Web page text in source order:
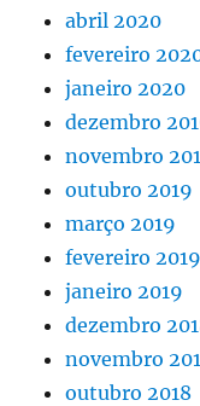
abril 2020
fevereiro
janeiro 2020
dezembro
novembro
outubro 2019
março 2019
fevereiro 2019
janeiro 2019
dezembro
novembro
outubro 2018